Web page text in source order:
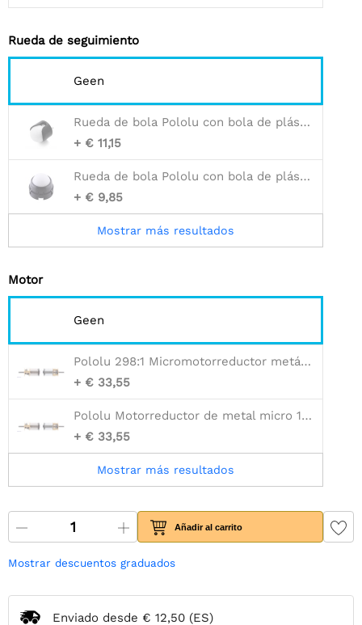
Rueda de seguimiento
Geen
Rueda de bola Pololu con bola de plástico de 1 ″ (versión anterior)
+ € 11,15
Rueda de bola Pololu con bola de plástico de 1 ″ y rodillos de plástico
+ € 9,85
Mostrar más resultados
Motor
Geen
Pololu 298:1 Micromotorreductor metálico LP 6V
+ € 33,55
Pololu Motorreductor de metal micro 15:1 LP 6V
+ € 33,55
Mostrar más resultados
Añadir al carrito
Mostrar descuentos graduados
Enviado desde € 12,50 (ES)